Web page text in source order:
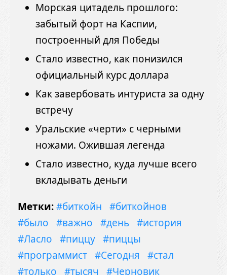
Морская цитадель прошлого:
забытый форт на Каспии,
построенный для Победы
Стало известно, как понизился
официальный курс доллара
Как завербовать интуриста за одну
встречу
Уральские «черти» с черными
ножами. Ожившая легенда
Стало известно, куда лучше всего
вкладывать деньги
Метки:#биткойн
#биткойнов
#было
#важно #день #история
#Ласло
#пиццу #пиццы
#программист #Сегодня
#стал
#только
#тысяч #Черновик